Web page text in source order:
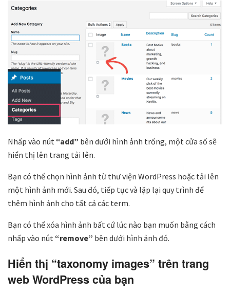
Nhấp vào nút “add” bên dưới hình ảnh trống, một cửa sổ sẽ
hiển thị lên trang tải lên.
Bạn có thể chọn hình ảnh từ thư viện WordPress hoặc tải lên
một hình ảnh mới. Sau đó, tiếp tục và lặp lại quy trình để
thêm hình ảnh cho tất cả các term.
Bạn có thể xóa hình ảnh bất cứ lúc nào bạn muốn bằng cách
nhấp vào nút “remove” bên dưới hình ảnh đó.
Hiển thị “taxonomy images” trên trang
web WordPress của bạn